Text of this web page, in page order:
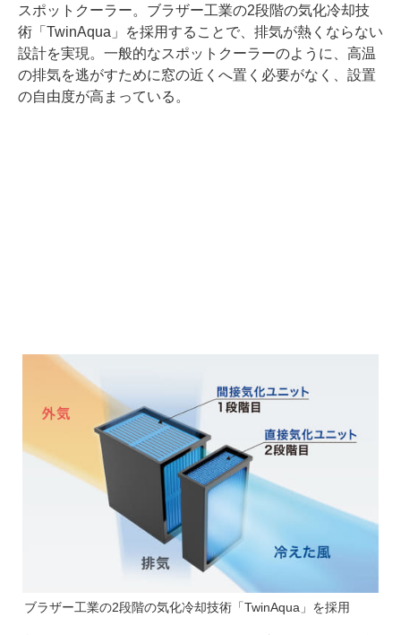
スポットクーラー。ブラザー工業の2段階の気化冷却技
術「TwinAqua」を採用することで、排気が熱くならない
設計を実現。一般的なスポットクーラーのように、高温
の排気を逃がすために窓の近くへ置く必要がなく、設置
の自由度が高まっている。
ブラザー工業の2段階の気化冷却技術「TwinAqua」を採用